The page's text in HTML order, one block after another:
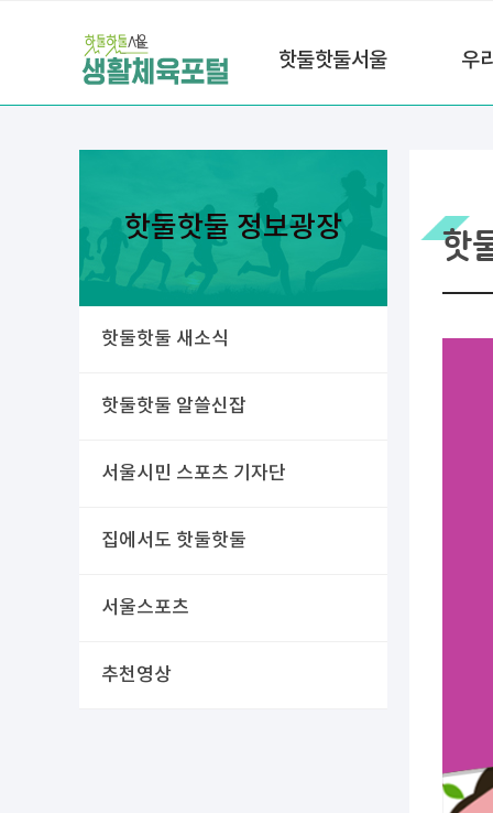
핫둘핫둘서울 우
핫둘핫둘 정보광장
핫둘핫둘 새소식
핫둘핫둘 알쓸신잡
서울시민 스포츠 기자단
집에서도 핫둘핫둘
서울스포츠
추천영상
핫